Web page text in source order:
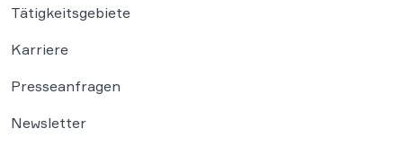
Tätigkeitsgebiete
Karriere
Presseanfragen
Newsletter